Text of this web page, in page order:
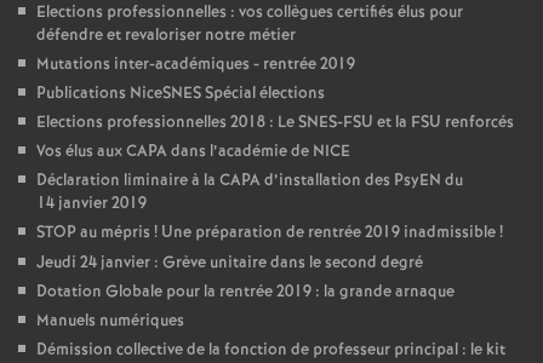
Elections professionnelles : vos collègues certifiés élus pour
défendre et revaloriser notre métier
Mutations inter-académiques - rentrée 2019
Publications NiceSNES Spécial élections
Elections professionnelles 2018 : Le SNES-FSU et la FSU renforcés
Vos élus aux CAPA dans l’académie de NICE
Déclaration liminaire à la CAPA d’installation des PsyEN du
14 janvier 2019
STOP au mépris ! Une préparation de rentrée 2019 inadmissible!
Jeudi 24 janvier : Grève unitaire dans le second degré
Dotation Globale pour la rentrée 2019 : la grande arnaque
Manuels numériques
Démission collective de la fonction de professeur principal : le kit